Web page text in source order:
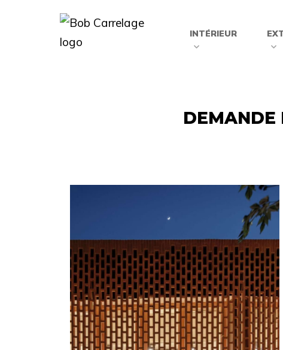
INTÉRIEUR
DEMANDE